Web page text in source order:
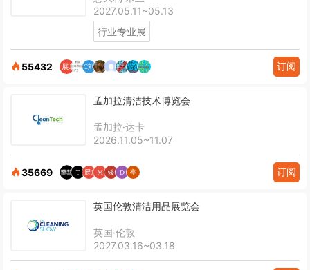
2027.05.11~05.13
行业专业展
55432 订阅
孟加拉清洁技术博览会
孟加拉·达卡
2026.11.05~11.07
35669 订阅
英国伦敦清洁用品展览会
英国·伦敦
2027.03.16~03.18